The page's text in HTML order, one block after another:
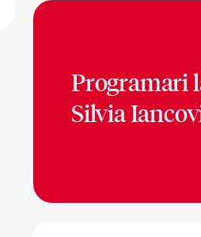
Programari
Silvia